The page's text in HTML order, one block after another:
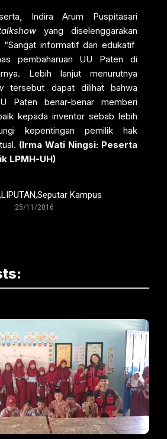
Indira Arum Puspitasari
yang diselenggarakan
“Sangat informatif dan edukatif
pembaharuan UU Paten di
Lebih lanjut menurutnya
tersebut dapat dilihat bahwa
Paten benar-benar memberi
kepada inventor sebab lebih
kepentingan pemilik hak
(Irma Wati Ningsi: Peserta
LPMH-UH)
,LIPUTAN,Seputar Kampus
25/11/2016